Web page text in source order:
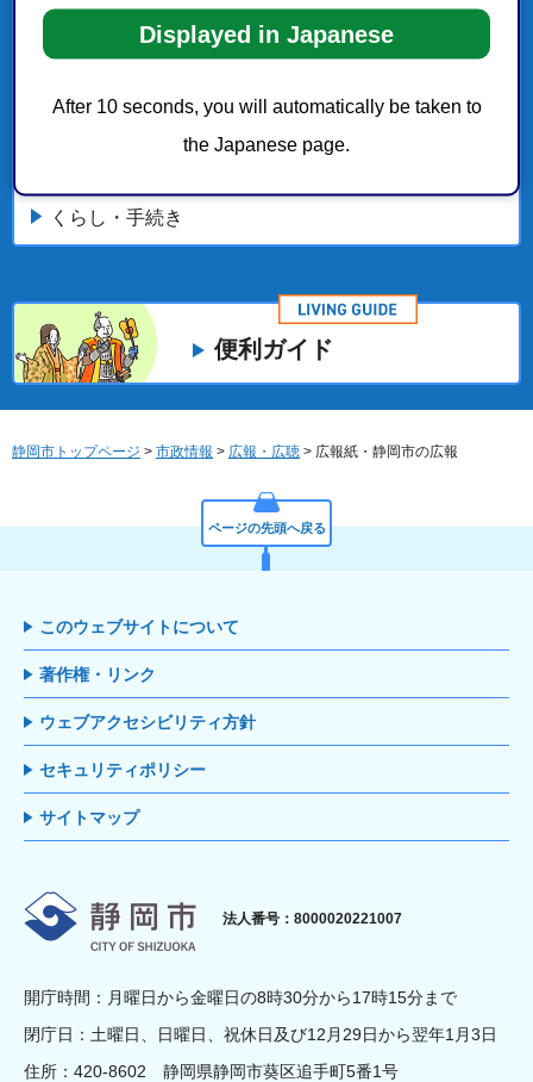
Displayed in Japanese
After 10 seconds, you will automatically be taken to
the Japanese page.
広報紙発行号
くらし・手続き
便利ガイド
静岡市トップページ > 市政情報 > 広報・広聴 > 広報紙・静岡市の広報
ページの先頭へ戻る
このウェブサイトについて
著作権・リンク
ウェブアクセシビリティ方針
セキュリティポリシー
サイトマップ
静岡市
法人番号：8000020221007
開庁時間：月曜日から金曜日の8時30分から17時15分まで
閉庁日：土曜日、日曜日、祝休日及び12月29日から翌年1月3日
住所：420-8602 静岡県静岡市葵区追手町5番1号